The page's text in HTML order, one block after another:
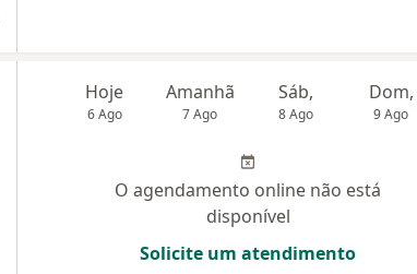
Hoje
6 Ago
Amanhã
7 Ago
Sáb,
8 Ago
Dom,
9 Ago
O agendamento online não está
disponível
Solicite um atendimento